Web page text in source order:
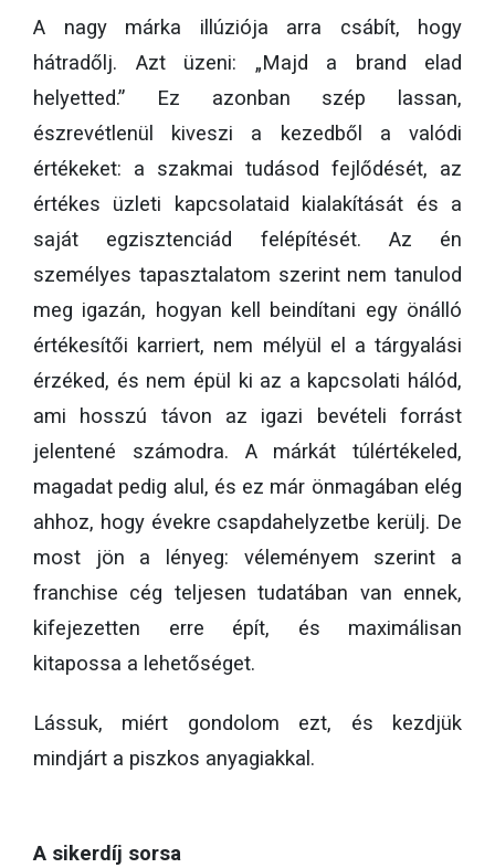
A nagy márka illúziója arra csábít, hogy
hátradőlj. Azt üzeni: „Majd a brand elad
helyetted.” Ez azonban szép lassan,
észrevétlenül kiveszi a kezedből a valódi
értékeket: a szakmai tudásod fejlődését, az
értékes üzleti kapcsolataid kialakítását és a
saját egzisztenciád felépítését. Az én
személyes tapasztalatom szerint nem tanulod
meg igazán, hogyan kell beindítani egy önálló
értékesítői karriert, nem mélyül el a tárgyalási
érzéked, és nem épül ki az a kapcsolati hálód,
ami hosszú távon az igazi bevételi forrást
jelentené számodra. A márkát túlértékeled,
magadat pedig alul, és ez már önmagában elég
ahhoz, hogy évekre csapdahelyzetbe kerülj. De
most jön a lényeg: véleményem szerint a
franchise cég teljesen tudatában van ennek,
kifejezetten erre épít, és maximálisan
kitapossa a lehetőséget.
Lássuk, miért gondolom ezt, és kezdjük
mindjárt a piszkos anyagiakkal.
A sikerdíj sorsa